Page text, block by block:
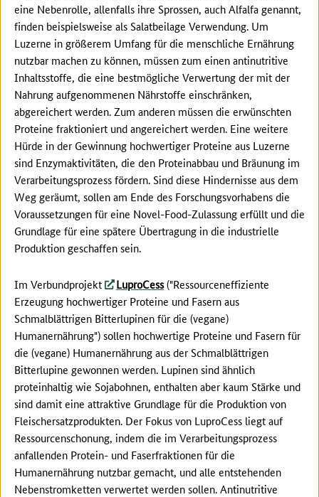
eine Nebenrolle, allenfalls ihre Sprossen, auch Alfalfa genannt,
finden beispielsweise als Salatbeilage Verwendung. Um
Luzerne in größerem Umfang für die menschliche Ernährung
nutzbar machen zu können, müssen zum einen antinutritive
Inhaltsstoffe, die eine bestmögliche Verwertung der mit der
Nahrung aufgenommenen Nährstoffe einschränken,
abgereichert werden. Zum anderen müssen die erwünschten
Proteine fraktioniert und angereichert werden. Eine weitere
Hürde in der Gewinnung hochwertiger Proteine aus Luzerne
sind Enzymaktivitäten, die den Proteinabbau und Bräunung im
Verarbeitungsprozess fördern. Sind diese Hindernisse aus dem
Weg geräumt, sollen am Ende des Forschungsvorhabens die
Voraussetzungen für eine Novel-Food-Zulassung erfüllt und die
Grundlage für eine spätere Übertragung in die industrielle
Produktion geschaffen sein.
Im Verbundprojekt LuproCess("Ressourceneffiziente
Erzeugung hochwertiger Proteine und Fasern aus
Schmalblättrigen Bitterlupinen für die (vegane)
Humanernährung") sollen hochwertige Proteine und Fasern für
die (vegane) Humanernährung aus der Schmalblättrigen
Bitterlupine gewonnen werden. Lupinen sind ähnlich
proteinhaltig wie Sojabohnen, enthalten aber kaum Stärke und
sind damit eine attraktive Grundlage für die Produktion von
Fleischersatzprodukten. Der Fokus von LuproCess liegt auf
Ressourcenschonung, indem die im Verarbeitungsprozess
anfallenden Protein- und Faserfraktionen für die
Humanernährung nutzbar gemacht, und alle entstehenden
Nebenstromketten verwertet werden sollen. Antinutritive